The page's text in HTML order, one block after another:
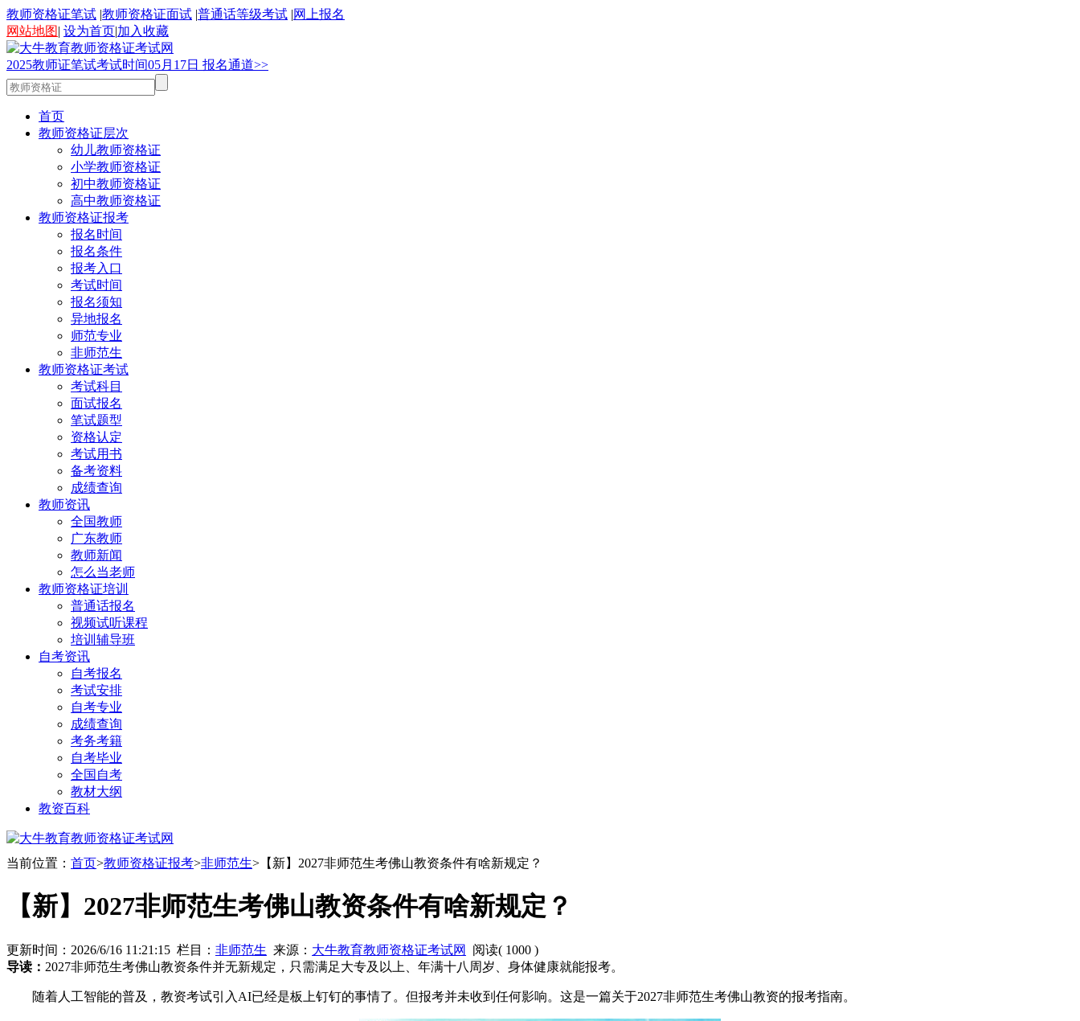
教师资格证笔试 |教师资格证面试 |普通话等级考试 |网上报名
网站地图| 设为首页|加入收藏
2025教师证笔试考试时间05月 17日 报名通道>>
首页
教师资格证层次
幼儿教师资格证
小学教师资格证
初中教师资格证
高中教师资格证
教师资格证报考
报名时间
报名条件
报考入口
考试时间
报名须知
异地报名
师范专业
非师范生
教师资格证考试
考试科目
面试报名
笔试题型
资格认定
考试用书
备考资料
成绩查询
教师资讯
全国教师
广东教师
教师新闻
怎么当老师
教师资格证培训
普通话报名
视频试听课程
培训辅导班
自考资讯
自考报名
考试安排
自考专业
成绩查询
考务考籍
自考毕业
全国自考
教材大纲
教资百科
当前位置： 首页>教师资格证报考>非师范生>【新】2027非师范生考佛山教资条件有啥新规定？
【新】2027非师范生考佛山教资条件有啥新规定？
更新时间：2026/6/16 11:21:15 栏目： 非师范生 来源： 大牛教育教师资格证考试网 阅读( 1000 )
导读： 2027非师范生考佛山教资条件并无新规定，只需满足大专及以上、年满十八周岁、身体健康就能报考。
随着人工智能的普及，教资考试引入AI已经是板上钉钉的事情了。但报考并未收到任何影响。这是一篇关于2027非师范生考佛山教资的报考指南。